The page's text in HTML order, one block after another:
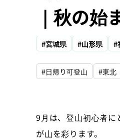
｜秋の始
#宮城県 #山形県 #
#日帰り可登山 #東北
9月は、登山初心者に
が山を彩ります。